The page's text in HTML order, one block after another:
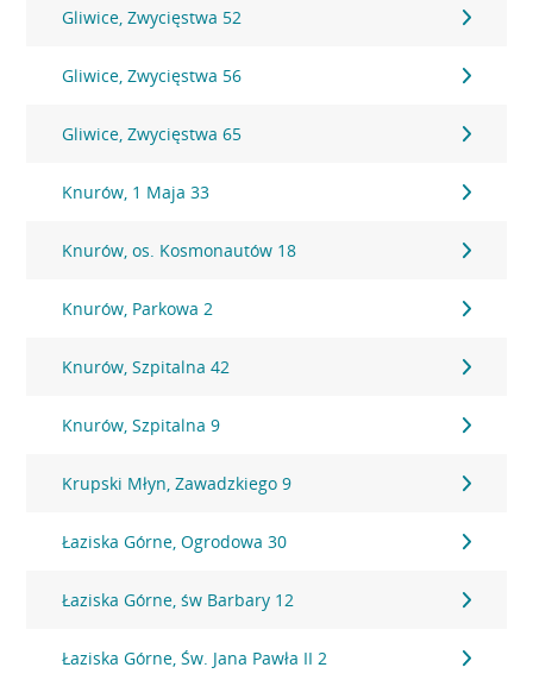
Gliwice, Zwycięstwa 52
Gliwice, Zwycięstwa 56
Gliwice, Zwycięstwa 65
Knurów, 1 Maja 33
Knurów, os. Kosmonautów 18
Knurów, Parkowa 2
Knurów, Szpitalna 42
Knurów, Szpitalna 9
Krupski Młyn, Zawadzkiego 9
Łaziska Górne, Ogrodowa 30
Łaziska Górne, św Barbary 12
Łaziska Górne, Św. Jana Pawła II 2